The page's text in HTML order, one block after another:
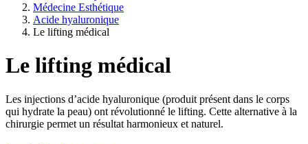
Médecine Esthétique
Acide hyaluronique
Le lifting médical
Le lifting médical
Les injections d’acide hyaluronique (produit présent dans le corps
qui hydrate la peau) ont révolutionné le lifting. Cette alternative à la
chirurgie permet un résultat harmonieux et naturel.